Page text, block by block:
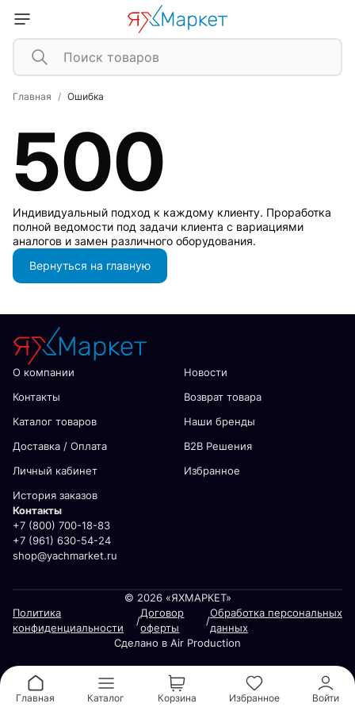
Главная Ошибка
500
Индивидуальный подход к каждому клиенту. Проработка
полной ведомости под задачи клиента с вариациями
аналогов и замен различного оборудования.
Вернуться на главную
О компании
Новости
Контакты
Возврат товара
Каталог товаров
Наши бренды
Доставка / Оплата
В2В Решения
Личный кабинет
Избранное
История заказов
Контакты
+7 (800) 700-18-83
+7 (961) 630-54-24
shop@yachmarket.ru
© 2026 «ЯХМАРКЕТ»
Политика
конфиденциальности
/
Договор
оферты
/
Обработка персональных
данных
Сделано в Air Production
Главная Каталог Корзина Избранное Войти